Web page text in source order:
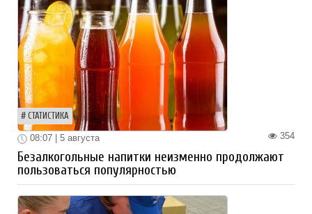
СТАТИСТИКА
354
08:07 | 5 августа
Безалкогольные напитки неизменно продолжают
пользоваться популярностью